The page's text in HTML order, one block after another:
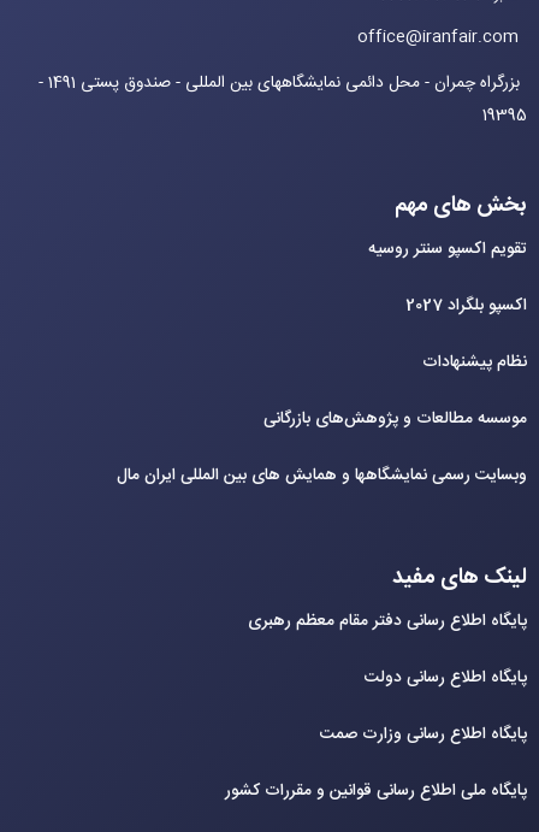
office@iranfair.com
بزرگراه چمران - محل دائمی نمایشگاههای بین المللی - صندوق پستی 1491 -
19395
بخش های مهم
تقویم اکسپو سنتر روسیه
اکسپو بلگراد 2027
نظام پیشنهادات
موسسه مطالعات و پژوهش‌های بازرگانی
وبسایت رسمی نمایشگاهها و همایش های بین‌ المللی ایران مال
لینک های مفید
پایگاه اطلاع رسانی دفتر مقام معظم رهبری
پایگاه اطلاع رسانی دولت
پایگاه اطلاع رسانی وزارت صمت
پایگاه ملی اطلاع رسانی قوانین و مقررات کشور